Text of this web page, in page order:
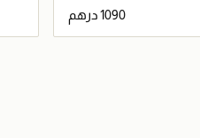
⁦1090⁩ درهم